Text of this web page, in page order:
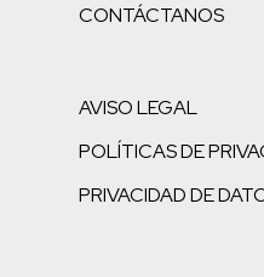
CONTÁCTANOS
AVISO LEGAL
POLÍTICAS DE
PRIVACIDAD DE